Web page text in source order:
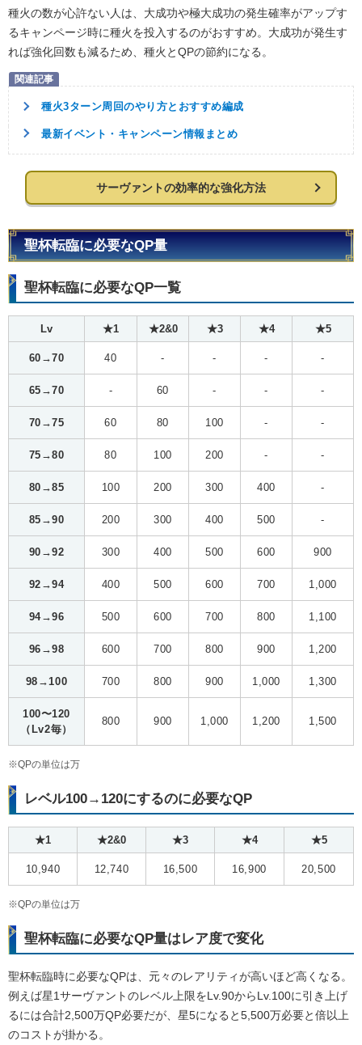
種火の数が心許ない人は、大成功や極大成功の発生確率がアップす
るキャンページ時に種火を投入するのがおすすめ。大成功が発生す
れば強化回数も減るため、種火とQPの節約になる。
種火3ターン周回のやり方とおすすめ編成
最新イベント・キャンペーン情報まとめ
サーヴァントの効率的な強化方法
聖杯転臨に必要なQP量
聖杯転臨に必要なQP一覧
Lv ★1 ★2&0 ★3 ★4 ★5
60→70 40 - - - -
65→70 - 60 - - -
70→75 60 80 100 - -
75→80 80 100 200 - -
80→85 100 200 300 400 -
85→90 200 300 400 500 -
90→92 300 400 500 600 900
92→94 400 500 600 700 1,000
94→96 500 600 700 800 1,100
96→98 600 700 800 900 1,200
98→100 700 800 900 1,000 1,300
100〜120
（Lv2毎）
800 900 1,000 1,200 1,500
※QPの単位は万
レベル100→120にするのに必要なQP
★1 ★2&0 ★3 ★4 ★5
10,940 12,740 16,500 16,900 20,500
※QPの単位は万
聖杯転臨に必要なQP量はレア度で変化
聖杯転臨時に必要なQPは、元々のレアリティが高いほど高くなる。
例えば星1サーヴァントのレベル上限をLv.90からLv.100に引き上げ
るには合計2,500万QP必要だが、星5になると5,500万必要と倍以上
のコストが掛かる。